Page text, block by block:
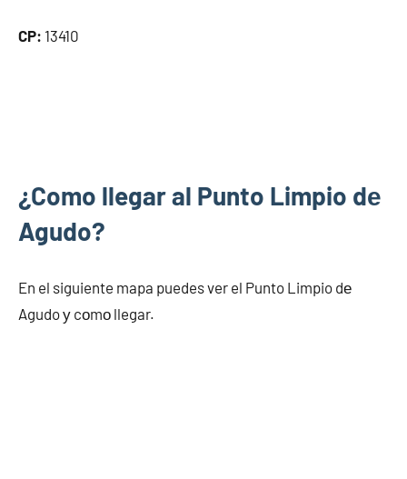
CP: 13410
¿Como llegar al Punto Limpio dе
Agudo?
En el siguiente mapa puedes ver el Punto Limpio dе
Agudo у cοmο llegar.